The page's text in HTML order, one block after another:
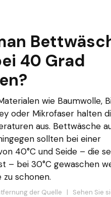
40 Grad
wie Baumwolle,
oder Mikrofaser halten
aus. Bettwäsche
sollten bei einer
40°C und Seide – die
– bei 30°C gewaschen
schonen.
der Quelle | Sehen Sie